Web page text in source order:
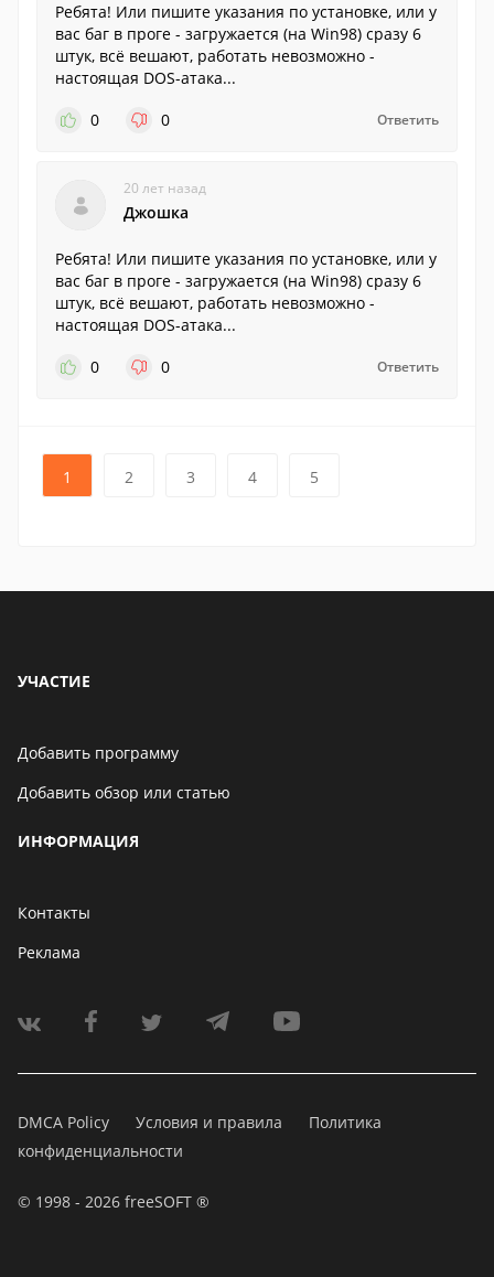
Ребята! Или пишите указания по установке, или у
вас баг в проге - загружается (на Win98) сразу 6
штук, всё вешают, работать невозможно -
настоящая DOS-атака...
0
0 Ответить
20 лет назад
Джошка
Ребята! Или пишите указания по установке, или у
вас баг в проге - загружается (на Win98) сразу 6
штук, всё вешают, работать невозможно -
настоящая DOS-атака...
0
0 Ответить
1 2 3 4 5
УЧАСТИЕ
Добавить программу
Добавить обзор или статью
ИНФОРМАЦИЯ
Контакты
Реклама
DMCA Policy Условия и правила
Политика
конфиденциальности
© 1998 - 2026 freeSOFT ®